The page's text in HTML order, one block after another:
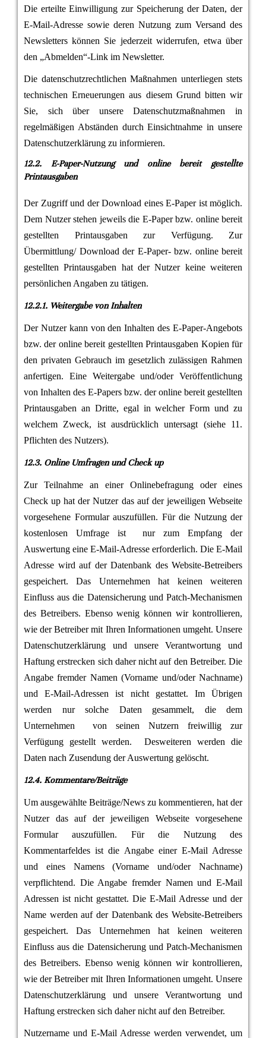
Die erteilte Einwilligung zur Speicherung der Daten, der
E-Mail-Adresse sowie deren Nutzung zum Versand des
Newsletters können Sie jederzeit widerrufen, etwa über
den „Abmelden“-Link im Newsletter.
Die datenschutzrechtlichen Maßnahmen unterliegen stets
technischen Erneuerungen aus diesem Grund bitten wir
Sie, sich über unsere Datenschutzmaßnahmen in
regelmäßigen Abständen durch Einsichtnahme in unsere
Datenschutzerklärung zu informieren.
12.2. E-Paper-Nutzung und online bereit gestellte
Printausgaben
Der Zugriff und der Download eines E-Paper ist möglich.
Dem Nutzer stehen jeweils die E-Paper bzw. online bereit
gestellten Printausgaben zur Verfügung. Zur
Übermittlung/ Download der E-Paper- bzw. online bereit
gestellten Printausgaben hat der Nutzer keine weiteren
persönlichen Angaben zu tätigen.
12.2.1. Weitergabe von Inhalten
Der Nutzer kann von den Inhalten des E-Paper-Angebots
bzw. der online bereit gestellten Printausgaben Kopien für
den privaten Gebrauch im gesetzlich zulässigen Rahmen
anfertigen. Eine Weitergabe und/oder Veröffentlichung
von Inhalten des E-Papers bzw. der online bereit gestellten
Printausgaben an Dritte, egal in welcher Form und zu
welchem Zweck, ist ausdrücklich untersagt (siehe 11.
Pflichten des Nutzers).
12.3. Online Umfragen und Check up
Zur Teilnahme an einer Onlinebefragung oder eines
Check up hat der Nutzer das auf der jeweiligen Webseite
vorgesehene Formular auszufüllen. Für die Nutzung der
kostenlosen Umfrage ist nur zum Empfang der
Auswertung eine E-Mail-Adresse erforderlich. Die E-Mail
Adresse wird auf der Datenbank des Website-Betreibers
gespeichert. Das Unternehmen hat keinen weiteren
Einfluss aus die Datensicherung und Patch-Mechanismen
des Betreibers. Ebenso wenig können wir kontrollieren,
wie der Betreiber mit Ihren Informationen umgeht. Unsere
Datenschutzerklärung und unsere Verantwortung und
Haftung erstrecken sich daher nicht auf den Betreiber. Die
Angabe fremder Namen (Vorname und/oder Nachname)
und E-Mail-Adressen ist nicht gestattet. Im Übrigen
werden nur solche Daten gesammelt, die dem
Unternehmen von seinen Nutzern freiwillig zur
Verfügung gestellt werden. Desweiteren werden die
Daten nach Zusendung der Auswertung gelöscht.
12.4. Kommentare/Beiträge
Um ausgewählte Beiträge/News zu kommentieren, hat der
Nutzer das auf der jeweiligen Webseite vorgesehene
Formular auszufüllen. Für die Nutzung des
Kommentarfeldes ist die Angabe einer E-Mail Adresse
und eines Namens (Vorname und/oder Nachname)
verpflichtend. Die Angabe fremder Namen und E-Mail
Adressen ist nicht gestattet. Die E-Mail Adresse und der
Name werden auf der Datenbank des Website-Betreibers
gespeichert. Das Unternehmen hat keinen weiteren
Einfluss aus die Datensicherung und Patch-Mechanismen
des Betreibers. Ebenso wenig können wir kontrollieren,
wie der Betreiber mit Ihren Informationen umgeht. Unsere
Datenschutzerklärung und unsere Verantwortung und
Haftung erstrecken sich daher nicht auf den Betreiber.
Nutzername und E-Mail Adresse werden verwendet, um